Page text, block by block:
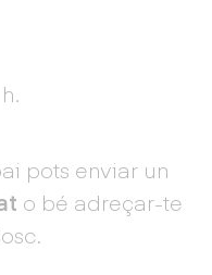
pots enviar un
o bé adreçar-te